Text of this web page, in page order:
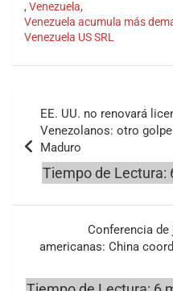
, Venezuela,
Venezuela acumula más
Venezuela US SRL
entradas
EE. UU. no renovará
Venezolanos: otro
Maduro
Conferencia de
americanas: China